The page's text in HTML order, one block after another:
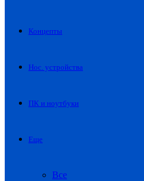
Концепты
Нос. устройства
ПК и ноутбуки
Еще
Все